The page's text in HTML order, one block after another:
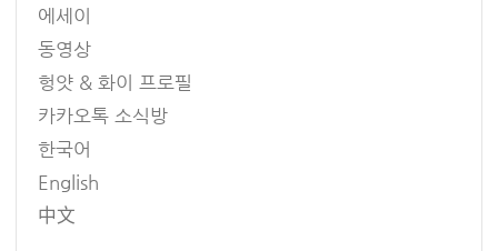
에세이
동영상
헝얏 & 화이 프로필
카카오톡 소식방
한국어
English
中文